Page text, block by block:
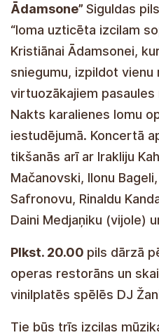
Ādamsone” Siguldas
“loma uzticēta izcilam
Kristiānai Ādamsonei,
sniegumu, izpildot vienu
virtuozākajiem
Nakts karalienes lomu
iestudējumā. Koncertā
tikšanās arī ar Irakliju
Mačanovski, Ilonu
Safronovu, Rinaldu
Daini Medjaņiku (vijole)
Plkst. 20.00 pils dārzā
operas restorāns un
vinilplatēs spēlēs DJ
Tie būs trīs izcilas